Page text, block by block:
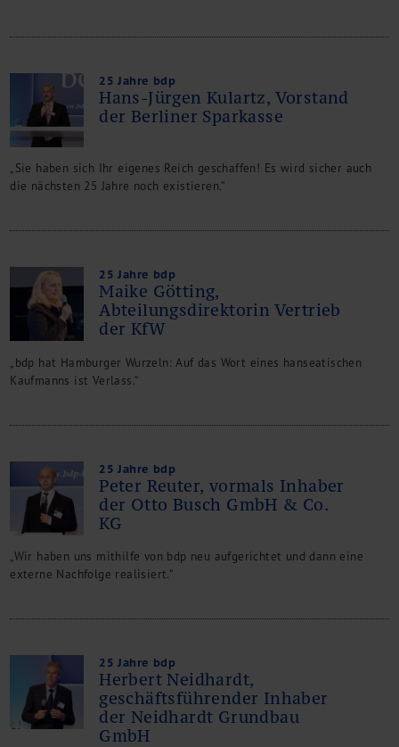
25 Jahre bdp
Hans-Jürgen Kulartz, Vorstand
der Berliner Sparkasse
„Sie haben sich Ihr eigenes Reich geschaffen! Es wird sicher auch
die nächsten 25 Jahre noch existieren.“
25 Jahre bdp
Maike Götting,
Abteilungsdirektorin Vertrieb
der KfW
„bdp hat Hamburger Wurzeln: Auf das Wort eines hanseatischen
Kaufmanns ist Verlass.“
25 Jahre bdp
Peter Reuter, vormals Inhaber
der Otto Busch GmbH & Co.
KG
„Wir haben uns mithilfe von bdp neu aufgerichtet und dann eine
externe Nachfolge realisiert.“
25 Jahre bdp
Herbert Neidhardt,
geschäftsführender Inhaber
der Neidhardt Grundbau
GmbH